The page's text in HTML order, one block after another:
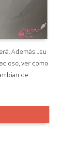
Además…su
ver como
de